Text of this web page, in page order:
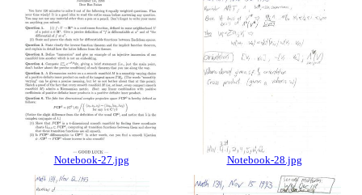
Notebook-27.jpg Notebook-28.jpg